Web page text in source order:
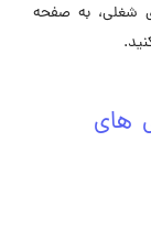
شغلی، به صفحه
های